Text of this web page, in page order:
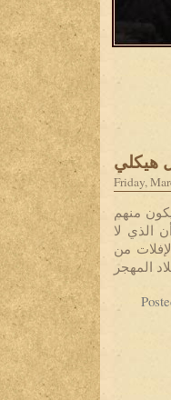
هيكلي
Friday,
منهم
الذي لا
من